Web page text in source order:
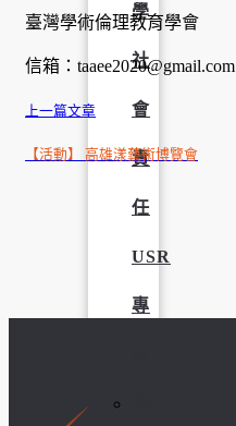
學
社
會
責
任
USR
專
臺灣學術倫理教育學會
信箱：taaee2020@gmail.com
上一篇文章
【活動】 高雄漾藝術博覽會